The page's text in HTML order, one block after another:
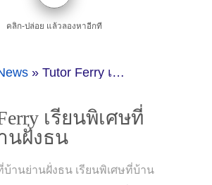
คลิก-ปล่อย แล้วลองหาอีกที
» Tutor Ferry เรียนพิเศษที่บ้านย่านฝั่งธน
เรียนพิเศษที่
นฝั่งธน
บ้านย่านฝั่งธน เรียนพิเศษที่บ้าน